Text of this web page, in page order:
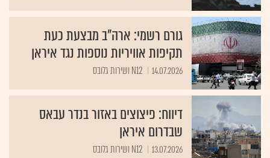
גורם רשמי: ארה"ב מבצעת כעת
תקיפות אוויריות נוספות נגד איראן
14.07.2026 N12 ושירות גלובס
דיווח: פיצוצים באזור בנדר עבאס
שבדרום איראן
13.07.2026 N12 ושירות גלובס